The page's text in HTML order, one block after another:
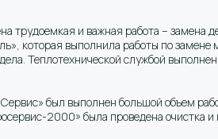
трудоемкая и важная работа –
которая выполнила работы по замене
Теплотехнической службой
был выполнен большой объем
2000» была проведена очистка